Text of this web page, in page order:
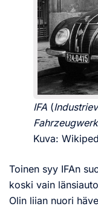
IFA (
Kuva:
Toinen syy IFAn
koski vain
Olin liian nuori